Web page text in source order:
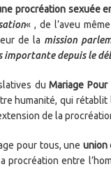
procréation sexuée
« , de l’aveu
de la mission
depuis le
duMariage Pour
humanité, qui
de la
pour tous, une union
procréation entre